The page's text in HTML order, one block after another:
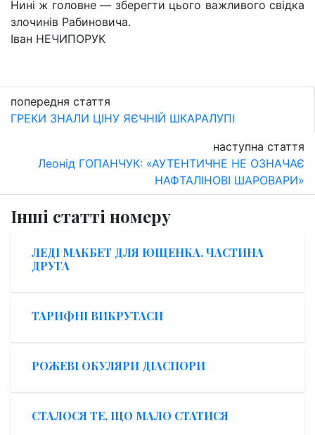
Нині ж головне — зберегти цього важливого свідка
злочинів Рабиновича.
Іван НЕЧИПОРУК
попередня стаття
ГРЕКИ ЗНАЛИ ЦІНУ ЯЄЧНІЙ ШКАРАЛУПІ
наступна стаття
Леонід ГОПАНЧУК: «АУТЕНТИЧНЕ НЕ ОЗНАЧАЄ
НАФТАЛІНОВІ ШАРОВАРИ»
Інші статті номеру
ЛЕДІ МАКБЕТ ДЛЯ ЮЩЕНКА. ЧАСТИНА
ДРУГА
ТАРИФНІ ВИКРУТАСИ
РОЖЕВІ ОКУЛЯРИ ДІАСПОРИ
СТАЛОСЯ ТЕ, ЩО МАЛО СТАТИСЯ